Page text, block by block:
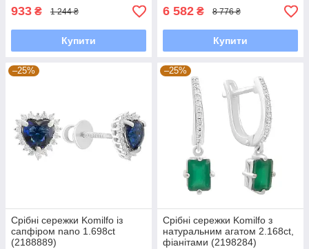
933 ₴ 1 244 ₴
Купити
6 582 ₴ 8 776 ₴
Купити
–25%
Срібні сережки Komilfo із
сапфіром nano 1.698ct
(2188889)
–25%
Срібні сережки Komilfo з
натуральним агатом 2.168ct,
фіанітами (2198284)